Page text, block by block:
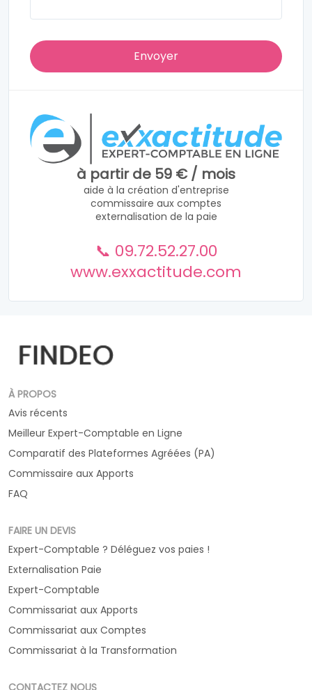
à partir de 59 € / mois
aide à la création d'entreprise
commissaire aux comptes
externalisation de la paie
📞 09.72.52.27.00
www.exxactitude.com
À PROPOS
Avis récents
Meilleur Expert-Comptable en Ligne
Comparatif des Plateformes Agréées (PA)
Commissaire aux Apports
FAQ
FAIRE UN DEVIS
Expert-Comptable ? Déléguez vos paies !
Externalisation Paie
Expert-Comptable
Commissariat aux Apports
Commissariat aux Comptes
Commissariat à la Transformation
CONTACTEZ NOUS